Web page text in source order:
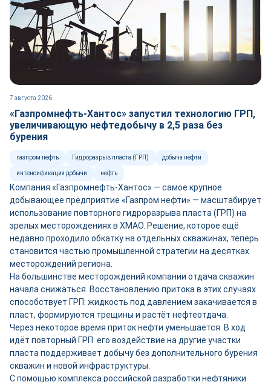
7 августа 2026
«Газпромнефть-Хантос» запустил технологию ГРП,
увеличивающую нефтедобычу в 2,5 раза без
бурения
газпром нефть Гидроразрыв пласта (ГРП) добыча нефти
интенсификация добычи нефть
Компания «Газпромнефть-Хантос» — самое крупное
добывающее предприятие «Газпром нефти» — масштабирует
использование повторного гидроразрыва пласта (ГРП) на
зрелых месторождениях в ХМАО. Решение, которое ещё
недавно проходило обкатку на отдельных скважинах, теперь
становится частью промышленной стратегии на десятках
месторождений региона.
На большинстве месторождений компании отдача скважин
начала снижаться. Восстановлению притока в этих случаях
способствует ГРП: жидкость под давлением закачивается в
пласт, формируются трещины и растёт нефтеотдача.
Через некоторое время приток нефти уменьшается. В ход
идёт повторный ГРП: его воздействие на другие участки
пласта поддерживает добычу без дополнительного бурения
скважин и новой инфраструктуры.
С помощью комплекса российской разработки нефтяники